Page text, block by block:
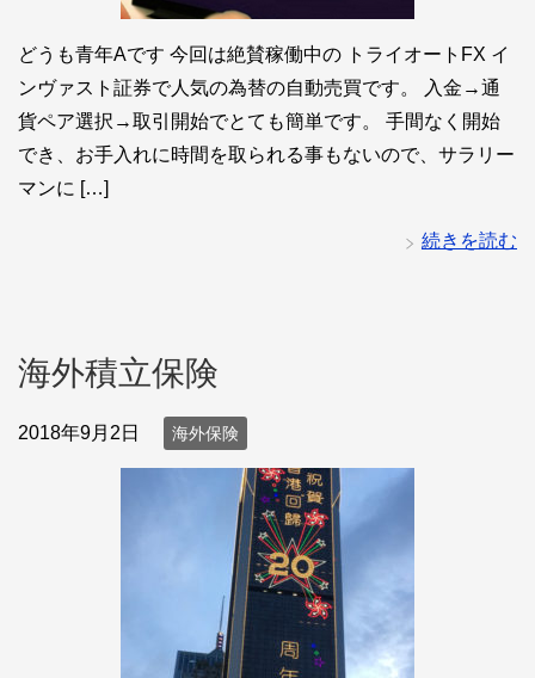
どうも青年Aです 今回は絶賛稼働中の トライオートFX イ
ンヴァスト証券で人気の為替の自動売買です。 入金→通
貨ペア選択→取引開始でとても簡単です。 手間なく開始
でき、お手入れに時間を取られる事もないので、サラリー
マンに […]
続きを読む
海外積立保険
2018年9月2日 海外保険